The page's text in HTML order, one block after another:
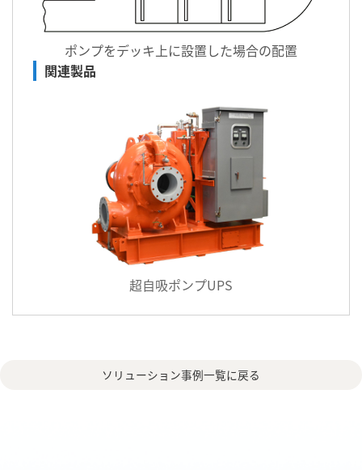
ポンプをデッキ上に設置した場合の配置
関連製品
超自吸ポンプUPS
ソリューション事例一覧に戻る